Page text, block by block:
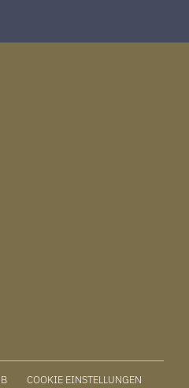
COOKIE EINSTELLUNGEN